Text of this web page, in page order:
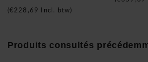
€228,69 Incl. btw)
Produits consultés